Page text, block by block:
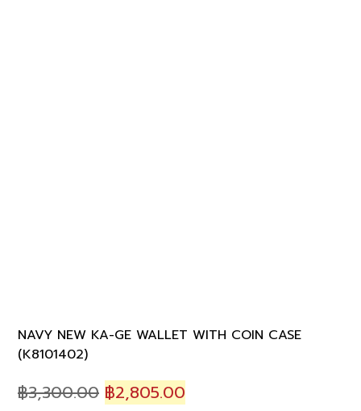
NAVY NEW KA-GE WALLET WITH COIN CASE
(K8101402)
฿3,300.00 Original
฿2,805.00